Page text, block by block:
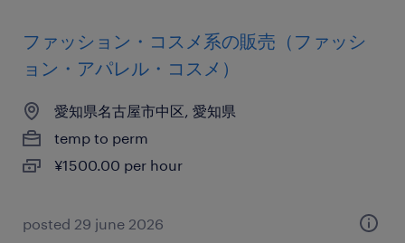
ファッション・コスメ系の販売（ファッシ
ョン・アパレル・コスメ）
愛知県名古屋市中区, 愛知県
temp to perm
¥1500.00 per hour
posted 29 june 2026